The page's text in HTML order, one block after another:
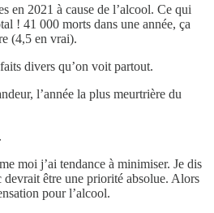
en 2021 à cause de l’alcool. Ce qui
! 41 000 morts dans une année, ça
(4,5 en vrai).
divers qu’on voit partout.
l’année la plus meurtrière du
moi j’ai tendance à minimiser. Je dis
devrait être une priorité absolue. Alors
pour l’alcool.